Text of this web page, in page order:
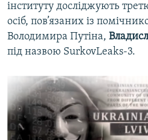
інституту досліджують
осіб, пов’язаних із
Володимира Путіна,
під назвою SurkovLeaks-3.